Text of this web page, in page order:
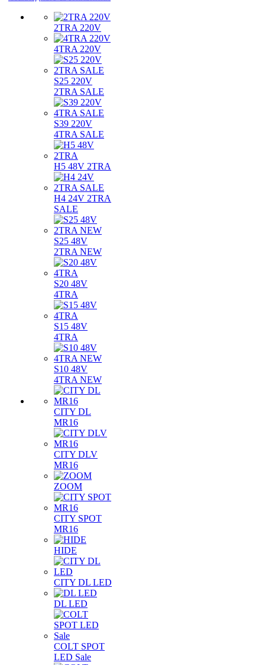
2TRA 220V
4TRA 220V
S25 220V
2TRA SALE
S39 220V
4TRA SALE
H5 48V 2TRA
H4 24V 2TRA
SALE
S25 48V
2TRA NEW
S20 48V
4TRA
S15 48V
4TRA
S10 48V
4TRA NEW
CITY DL
MR16
CITY DLV
MR16
ZOOM
CITY SPOT
MR16
HIDE
CITY DL LED
DL LED
COLT SPOT
LED Sale